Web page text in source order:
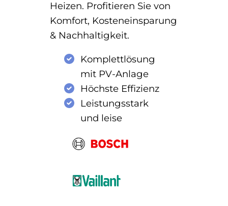
Heizen. Profitieren Sie von
Komfort, Kosteneinsparung
& Nachhaltigkeit.
Komplettlösung
mit PV-Anlage
Höchste Effizienz
Leistungsstark
und leise